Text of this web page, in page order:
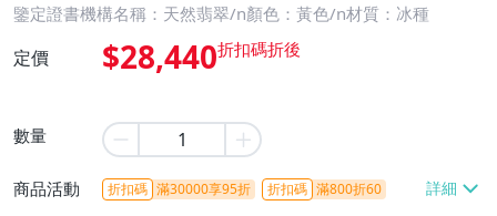
鑒定證書機構名稱：天然翡翠/n顏色：黃色/n材質：冰種
定價 $28,440
數量
商品活動 折扣碼 滿30000享95折 折扣碼 滿800折60